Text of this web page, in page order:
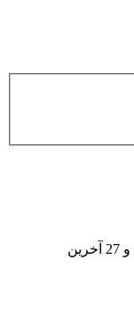
و 27 آخرين